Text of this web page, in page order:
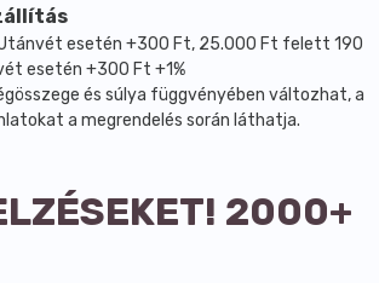
esetén +300 Ft, 25.000 Ft felett 190
esetén +300 Ft +1%
és súlya függvényében változhat, a
a megrendelés során láthatja.
2000+